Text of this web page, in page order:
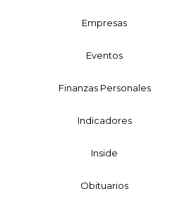
Empresas
Eventos
Finanzas Personales
Indicadores
Inside
Obituarios